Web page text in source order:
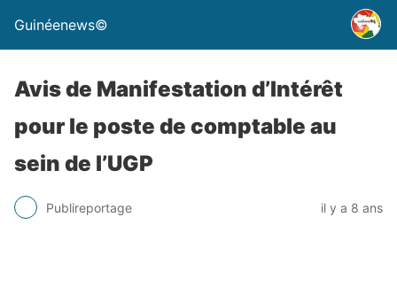
Guinéenews©
Avis de Manifestation d’Intérêt
pour le poste de comptable au
sein de l’UGP
Publireportage il y a 8 ans